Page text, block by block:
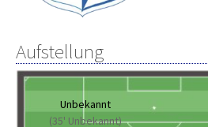
Aufstellung
Unbekannt
(35' Unbekannt)